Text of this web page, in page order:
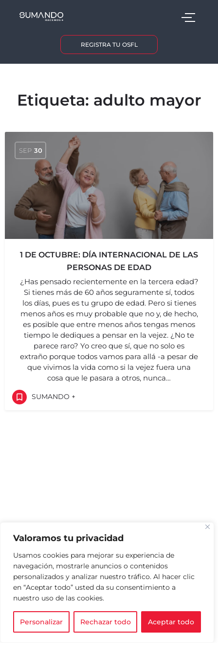
Valoramos tu privacidad
Usamos cookies para mejorar su experiencia de
navegación, mostrarle anuncios o contenidos
personalizados y analizar nuestro tráfico. Al hacer clic
en “Aceptar todo” usted da su consentimiento a
nuestro uso de las cookies.
Personalizar Rechazar todo Aceptar todo
REGISTRA TU OSFL
Etiqueta: adulto mayor
SEP 30
1 DE OCTUBRE: DÍA INTERNACIONAL DE LAS
PERSONAS DE EDAD
¿Has pensado recientemente en la tercera edad?
Si tienes más de 60 años seguramente sí, todos
los días, pues es tu grupo de edad. Pero si tienes
menos años es muy probable que no y, de hecho,
es posible que entre menos años tengas menos
tiempo le dediques a pensar en la vejez. ¿No te
parece raro? Yo creo que sí, que no solo es
extraño porque todos vamos para allá -a pesar de
que vivimos la vida como si la vejez fuera una
cosa que le pasara a otros, nunca…
SUMANDO +